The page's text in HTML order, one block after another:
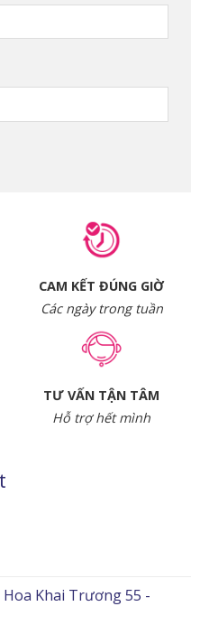
CAM KẾT ĐÚNG GIỜ
Các ngày trong tuần
TƯ VẤN TẬN TÂM
Hỗ trợ hết mình
Khai Trương 55 -